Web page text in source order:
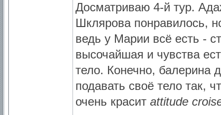
Досматриваю 4-й тур.
Шкляровa понравилось,
ведь у Марии всё есть -
высочайшая и чувства
тело. Конечно, балерина
подавать своё тело так,
очень красит attitude